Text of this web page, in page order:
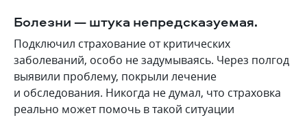
Болезни — штука непредсказуемая.
Подключил страхование от критических
заболеваний, особо не задумываясь. Через полгод
выявили проблему, покрыли лечение
и обследования. Никогда не думал, что страховка
реально может помочь в такой ситуации